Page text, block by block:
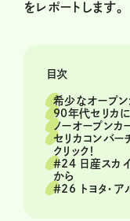
をレポートします。
目次
希少なオープン
90年代セリカ
ノーオープンカ
セリカコンバー
クリック！
＃24 日産スカ
から
＃26 トヨタ・